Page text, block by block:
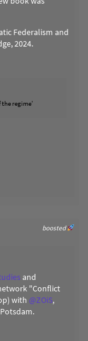
Federalism and
2024.
regime’
boosted
and
"Conflict
with @ZOiS,